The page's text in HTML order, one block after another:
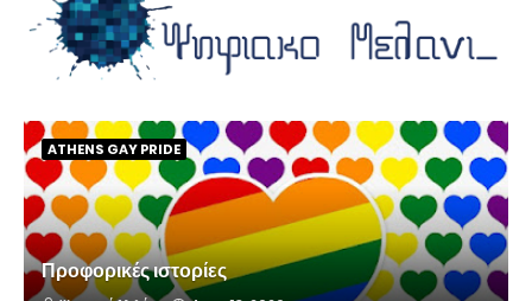
ATHENS GAY PRIDE
Προφορικές ιστορίες